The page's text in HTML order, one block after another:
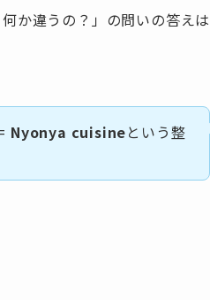
何か違うの？」の問いの答えは
Nyonya cuisineという整